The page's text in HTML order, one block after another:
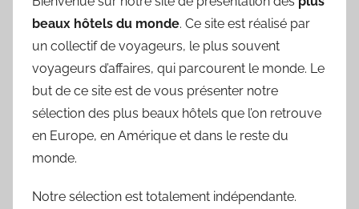
beaux hôtels du monde. Ce site est réalisé par
un collectif de voyageurs, le plus souvent
voyageurs d’affaires, qui parcourent le monde. Le
but de ce site est de vous présenter notre
sélection des plus beaux hôtels que l’on retrouve
en Europe, en Amérique et dans le reste du
monde.
Notre sélection est totalement indépendante.